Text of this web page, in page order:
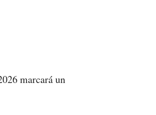
marcará un